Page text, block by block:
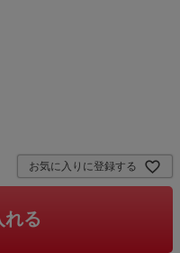
お気に入りに登録する
れる